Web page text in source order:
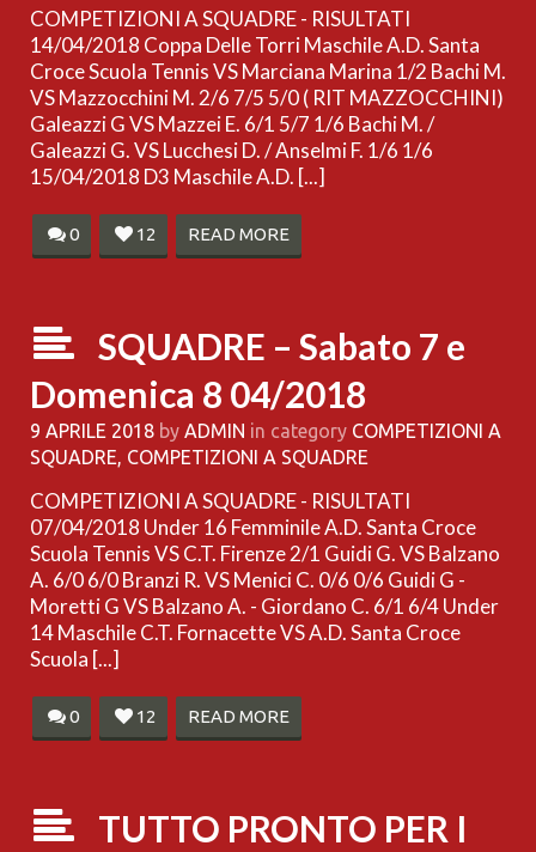
COMPETIZIONI A SQUADRE - RISULTATI
14/04/2018 Coppa Delle Torri Maschile A.D. Santa
Croce Scuola Tennis VS Marciana Marina 1/2 Bachi M.
VS Mazzocchini M. 2/6 7/5 5/0 ( RIT MAZZOCCHINI)
Galeazzi G VS Mazzei E. 6/1 5/7 1/6 Bachi M. /
Galeazzi G. VS Lucchesi D. / Anselmi F. 1/6 1/6
15/04/2018 D3 Maschile A.D. [...]
0 12 READ MORE
SQUADRE – Sabato 7 e
Domenica 8 04/2018
9 APRILE 2018 by ADMIN in category COMPETIZIONI A
SQUADRE COMPETIZIONI A SQUADRE
COMPETIZIONI A SQUADRE - RISULTATI
07/04/2018 Under 16 Femminile A.D. Santa Croce
Scuola Tennis VS C.T. Firenze 2/1 Guidi G. VS Balzano
A. 6/0 6/0 Branzi R. VS Menici C. 0/6 0/6 Guidi G -
Moretti G VS Balzano A. - Giordano C. 6/1 6/4 Under
14 Maschile C.T. Fornacette VS A.D. Santa Croce
Scuola [...]
0 12 READ MORE
TUTTO PRONTO PER I